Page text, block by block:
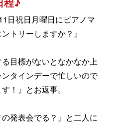
日祝日月曜日にピアノマ
トリーしますか？』
目標がないとなかなか上
タインデーで忙しいので
！』とお返事。
発表会でる？』と二人に